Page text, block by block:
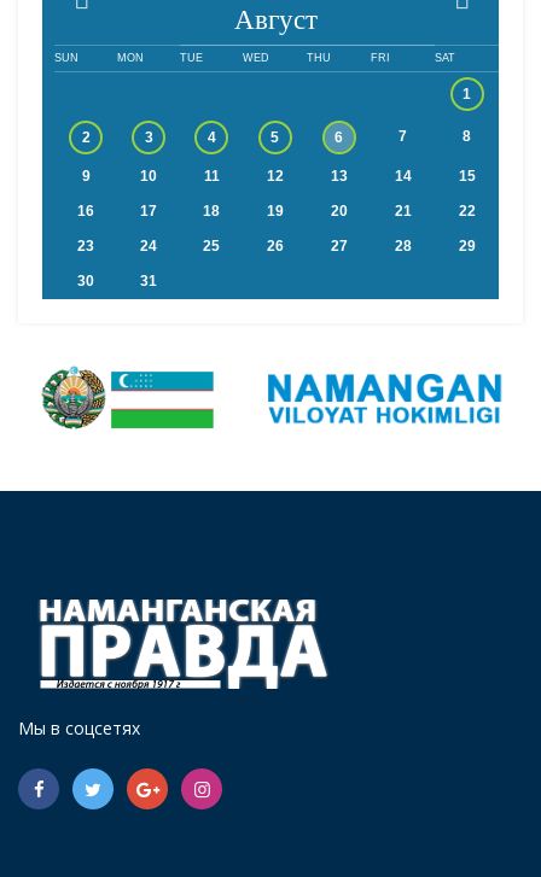
Август
SUN MON TUE WED THU FRI SAT
1
2 3 4 5 6 7 8
9 10 11 12 13 14 15
16 17 18 19 20 21 22
23 24 25 26 27 28 29
30 31
Мы в соцсетях